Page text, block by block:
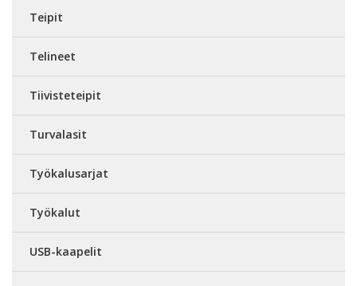
Teipit
Telineet
Tiivisteteipit
Turvalasit
Työkalusarjat
Työkalut
USB-kaapelit